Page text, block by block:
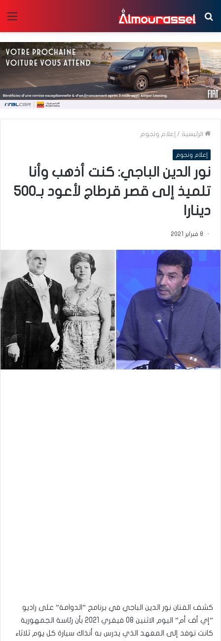
بحث
عن
الرئيسية / إعلام ونجوم
إعلام ونجوم
نور الدين الباجي: كنت أذهب وأنا
تلميذ إلى قصر قرطاج لأعود بـ500
دينارا
8 فبراير 2021
كشف الفنان نور الدين الباجي في برنامج ”الدوامة” على راديو
”إي أف أم” اليوم الاثنين 08 فيفري 2021 بأن رئاسة الجمهورية
كانت توفد إلى المعهد الذي يدرس به أنذاك سيارة كل يوم ثلاثاء